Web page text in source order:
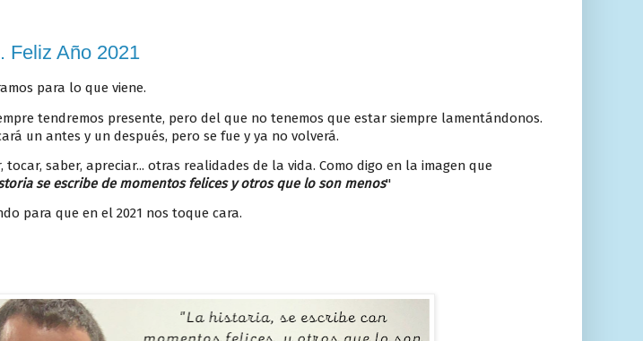
Feliz Año 2021
para lo que viene.
tendremos presente, pero del que no tenemos que estar siempre lamentándonos.
un antes y un después, pero se fue y ya no volverá.
tocar, saber, apreciar... otras realidades de la vida. Como digo en la imagen que
se escribe de momentos felices y otros que lo son menos"
para que en el 2021 nos toque cara.